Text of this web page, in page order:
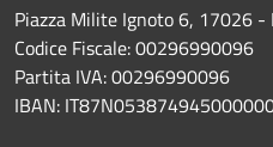
Piazza Milite Ignoto 6, 17026
Codice Fiscale: 00296990096
Partita IVA: 00296990096
IBAN: